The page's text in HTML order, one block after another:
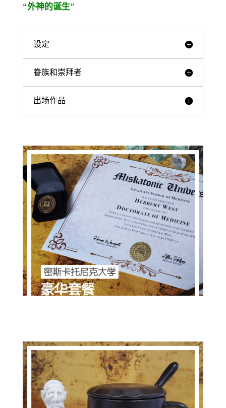
“外神的诞生”
设定
眷族和崇拜者
出场作品